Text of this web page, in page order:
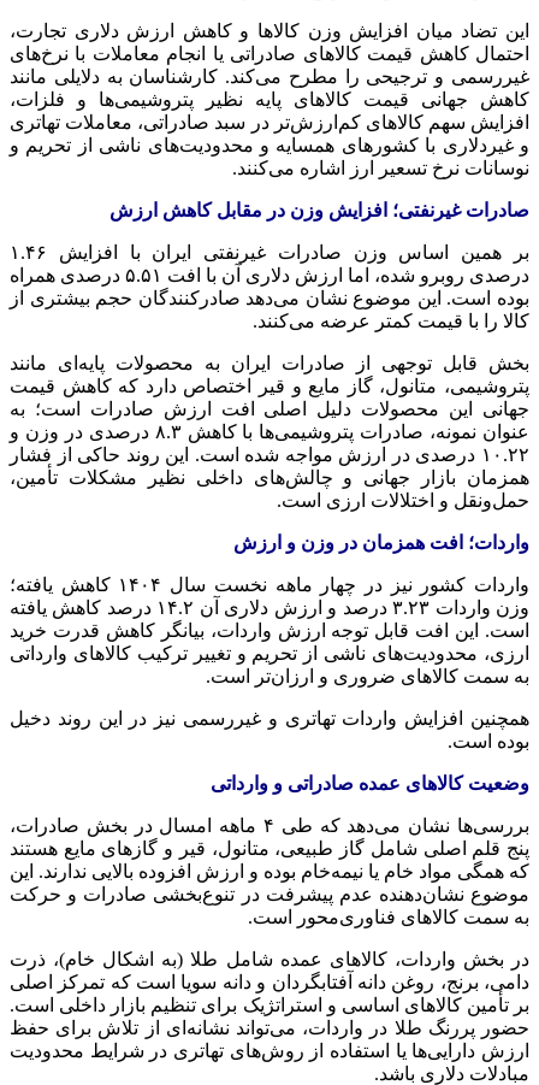
این تضاد میان افزایش وزن کالاها و کاهش ارزش دلاری تجارت،
احتمال کاهش قیمت کالاهای صادراتی یا انجام معاملات با نرخ‌های
غیررسمی و ترجیحی را مطرح می‌کند. کارشناسان به دلایلی مانند
کاهش جهانی قیمت کالاهای پایه نظیر پتروشیمی‌ها و فلزات،
افزایش سهم کالاهای کم‌ارزش‌تر در سبد صادراتی، معاملات تهاتری
وغیردلاری با کشورهای همسایه و محدودیت‌های ناشی از تحریم و
نوسانات نرخ تسعیر ارز اشاره می‌کنند.
صادرات غیرنفتی؛ افزایش وزن در مقابل کاهش ارزش
بر همین اساس وزن صادرات غیرنفتی ایران با افزایش ۱.۴۶
درصدی روبرو شده، اما ارزش دلاری آن با افت ۵.۵۱ درصدی همراه
بوده است. این موضوع نشان می‌دهد صادرکنندگان حجم بیشتری از
کالا را با قیمت کمتر عرضه می‌کنند.
بخش قابل توجهی از صادرات ایران به محصولات پایه‌ای مانند
پتروشیمی، متانول، گاز مایع و قیر اختصاص دارد که کاهش قیمت
جهانی این محصولات دلیل اصلی افت ارزش صادرات است؛ به
عنوان نمونه، صادرات پتروشیمی‌ها با کاهش ۸.۳ درصدی در وزن و
۱۰.۲۲ درصدی در ارزش مواجه شده است. این روند حاکی از فشار
همزمان بازار جهانی و چالش‌های داخلی نظیر مشکلات تأمین،
حمل‌ونقل و اختلالات ارزی است.
واردات؛ افت همزمان در وزن و ارزش
واردات کشور نیز در چهار ماهه نخست سال ۱۴۰۴ کاهش یافته؛
وزن واردات ۳.۲۳ درصد و ارزش دلاری آن ۱۴.۲ درصد کاهش یافته
است. این افت قابل توجه ارزش واردات، بیانگر کاهش قدرت خرید
ارزی، محدودیت‌های ناشی از تحریم و تغییر ترکیب کالاهای وارداتی
به سمت کالاهای ضروری و ارزان‌تر است.
همچنین افزایش وارداتتهاتری و غیررسمی نیز در این روند دخیل
بوده است.
وضعیت کالاهای عمده صادراتی و وارداتی
بررسی‌ها نشان می‌دهد که طی ۴ ماهه امسال در بخش صادرات،
پنج قلم اصلی شامل گاز طبیعی، متانول، قیر و گازهای مایع هستند
که همگی مواد خام یا نیمه‌خام بوده و ارزش افزوده بالایی ندارند. این
موضوع نشان‌دهنده عدم پیشرفت در تنوع‌بخشی صادرات و حرکت
به سمت کالاهای فناوری‌محور است.
در بخش واردات، کالاهای عمده شامل طلا (به اشکال خام)، ذرت
دامی، برنج، روغن دانه آفتابگردان و دانه سویا است که تمرکز اصلی
بر تأمین کالاهای اساسی و استراتژیک برای تنظیم بازار داخلی است.
حضور پررنگ طلا در واردات، می‌تواند نشانه‌ای از تلاش برای حفظ
ارزش دارایی‌ها یا استفاده از روش‌های تهاتری در شرایط محدودیت
مبادلات دلاری باشد.